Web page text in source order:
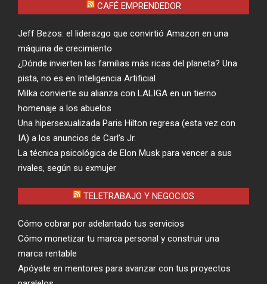
CAFÉ EMPRENDEDOR
Jeff Bezos: el liderazgo que convirtió Amazon en una
máquina de crecimiento
¿Dónde invierten las familias más ricas del planeta? Una
pista, no es en Inteligencia Artificial
Milka convierte su alianza con LALIGA en un tierno
homenaje a los abuelos
Una hipersexualizada Paris Hilton regresa (esta vez con
IA) a los anuncios de Carl’s Jr.
La técnica psicológica de Elon Musk para vencer a sus
rivales, según su exmujer
TELETRABAJO Y NEGOCIOS
Cómo cobrar por adelantado tus servicios
Cómo monetizar tu marca personal y construir una
marca rentable
Apóyate en mentores para avanzar con tus proyectos